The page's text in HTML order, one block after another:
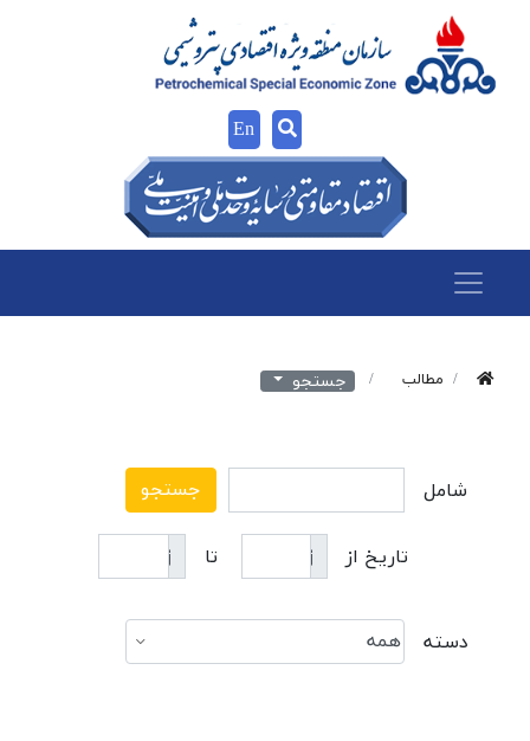
En
مطالب جستجو
شامل جستجو
تاریخ از تا
دسته